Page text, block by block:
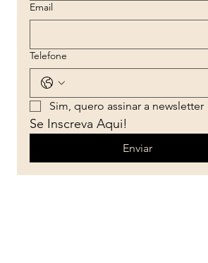
Email
Telefone
Sim, quero assinar a newsletter
Se Inscreva Aqui!
Enviar